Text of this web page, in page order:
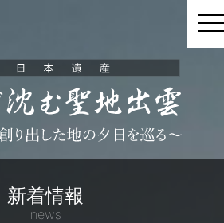
新着情報
news